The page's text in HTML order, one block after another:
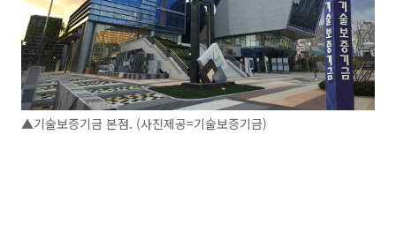
▲기술보증기금 본점. (사진제공=기술보증기금)